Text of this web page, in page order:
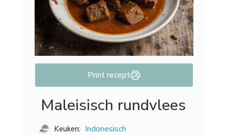
Print recept
Maleisisch rundvlees
Keuken: Indonesisch